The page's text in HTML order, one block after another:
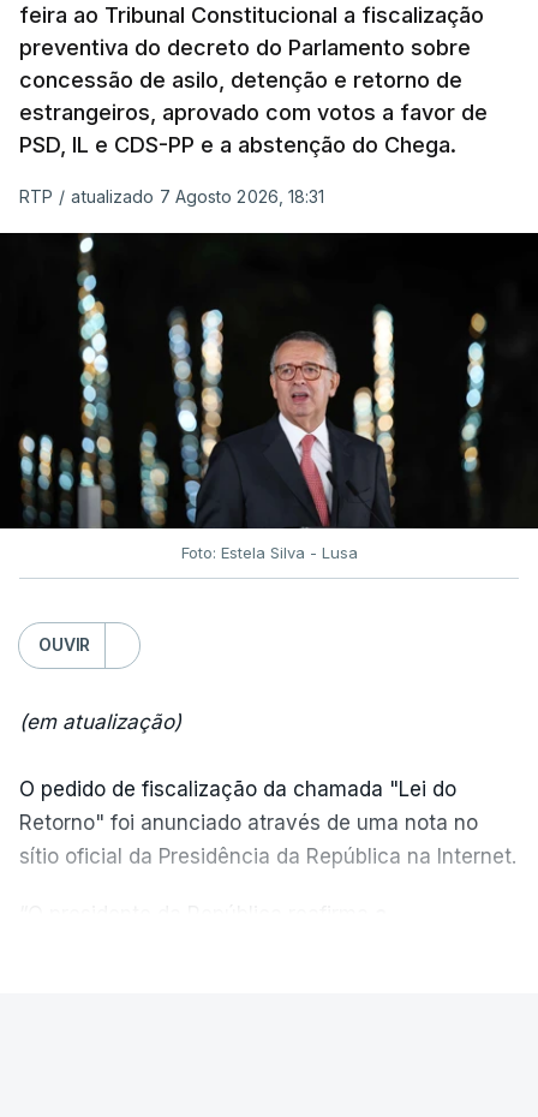
feira ao Tribunal Constitucional a fiscalização
preventiva do decreto do Parlamento sobre
concessão de asilo, detenção e retorno de
estrangeiros, aprovado com votos a favor de
PSD, IL e CDS-PP e a abstenção do Chega.
RTP / atualizado 7 Agosto 2026, 18:31
Foto: Estela Silva - Lusa
OUVIR
(em atualização)
O pedido de fiscalização da chamada "Lei do
Retorno" foi anunciado através de uma nota no
sítio oficial da Presidência da República na Internet.